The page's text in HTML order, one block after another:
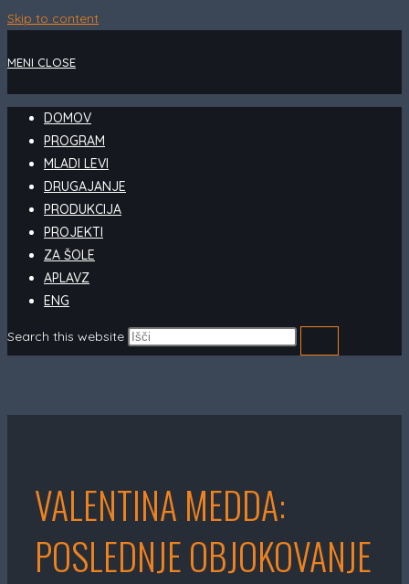
Skip to content
MENI CLOSE
DOMOV
PROGRAM
MLADI LEVI
DRUGAJANJE
PRODUKCIJA
PROJEKTI
ZA ŠOLE
APLAVZ
ENG
Search this website
VALENTINA MEDDA:
POSLEDNJE OBJOKOVANJE